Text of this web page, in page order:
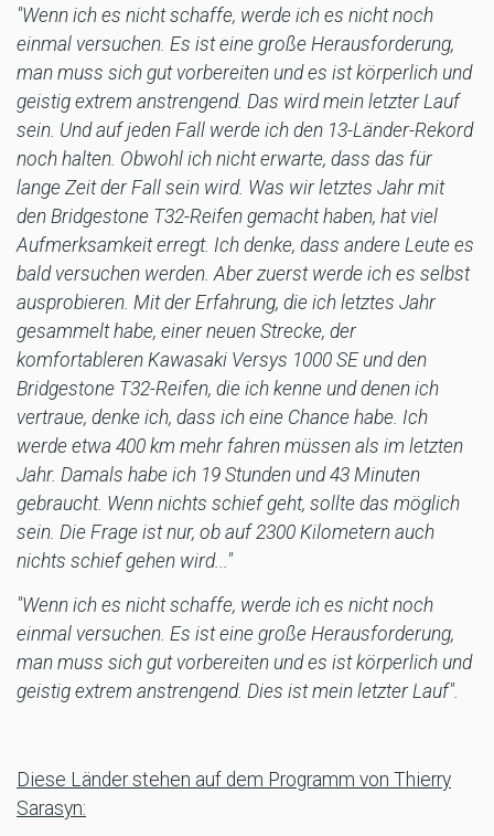
"Wenn ich es nicht schaffe, werde ich es nicht noch
einmal versuchen. Es ist eine große Herausforderung,
man muss sich gut vorbereiten und es ist körperlich und
geistig extrem anstrengend. Das wird mein letzter Lauf
sein. Und auf jeden Fall werde ich den 13-Länder-Rekord
noch halten. Obwohl ich nicht erwarte, dass das für
lange Zeit der Fall sein wird. Was wir letztes Jahr mit
den Bridgestone T32-Reifen gemacht haben, hat viel
Aufmerksamkeit erregt. Ich denke, dass andere Leute es
bald versuchen werden. Aber zuerst werde ich es selbst
ausprobieren. Mit der Erfahrung, die ich letztes Jahr
gesammelt habe, einer neuen Strecke, der
komfortableren Kawasaki Versys 1000 SE und den
Bridgestone T32-Reifen, die ich kenne und denen ich
vertraue, denke ich, dass ich eine Chance habe. Ich
werde etwa 400 km mehr fahren müssen als im letzten
Jahr. Damals habe ich 19 Stunden und 43 Minuten
gebraucht. Wenn nichts schief geht, sollte das möglich
sein. Die Frage ist nur, ob auf 2300 Kilometern auch
nichts schief gehen wird..."
"Wenn ich es nicht schaffe, werde ich es nicht noch
einmal versuchen. Es ist eine große Herausforderung,
man muss sich gut vorbereiten und es ist körperlich und
geistig extrem anstrengend. Dies ist mein letzter Lauf".
Diese Länder stehen auf dem Programm von Thierry
Sarasyn: